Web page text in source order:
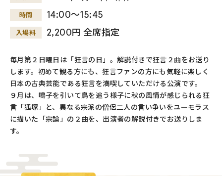
時間 14:00～15:45
入場料 2,200円 全席指定
毎月第２日曜日は「狂言の日」。解説付きで狂言２曲をお送り
します。初めて観る方にも、狂言ファンの方にも気軽に楽しく
日本の古典芸能である狂言を満喫していただける公演です。
９月は、鳴子を引いて鳥を追う様子に秋の風情が感じられる狂
言「狐塚」と、異なる宗派の僧侶二人の言い争いをユーモラス
に描いた「宗論」の２曲を、出演者の解説付きでお送りしま
す。